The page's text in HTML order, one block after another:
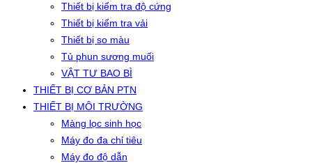
Thiết bị kiểm tra độ cứng
Thiết bị kiểm tra vải
Thiết bị so màu
Tủ phun sương muối
VẬT TƯ BAO BÌ
THIẾT BỊ CƠ BẢN PTN
THIẾT BỊ MÔI TRƯỜNG
Màng lọc sinh học
Máy đo đa chỉ tiêu
Máy đo độ dẫn